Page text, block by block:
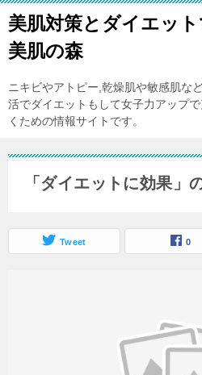
美肌対策とダイエッ
美肌の森
ニキビやアトピー,乾燥肌や敏感肌な
活でダイエットもして女子力アップ
くための情報サイトです。
「ダイエットに効果」
Tweet 0